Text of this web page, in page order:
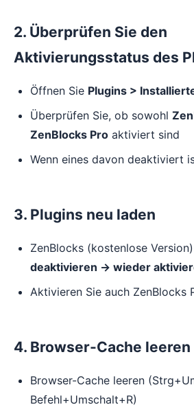
2. Überprüfen Sie den
Aktivierungsstatus des
Öffnen Sie Plugins >
Überprüfen Sie, ob sowohl
ZenBlocks Pro aktiviert sind
Wenn eines davon deaktiviert
3. Plugins neu laden
ZenBlocks (kostenlose
deaktivieren → wieder
Aktivieren Sie auch ZenBlocks
4. Browser-Cache leeren
Browser-Cache leeren
Befehl+Umschalt+R)